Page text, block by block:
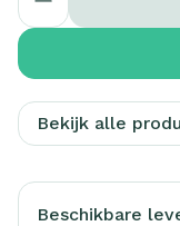
Bekijk alle
Beschikbare